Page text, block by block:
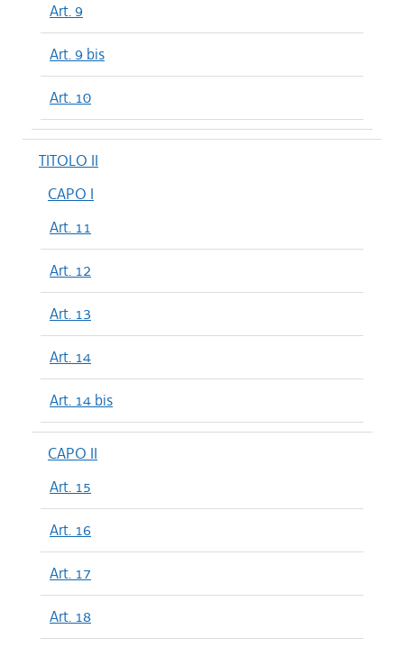
Art. 9
Art. 9 bis
Art. 10
TITOLO II
CAPO I
Art. 11
Art. 12
Art. 13
Art. 14
Art. 14 bis
CAPO II
Art. 15
Art. 16
Art. 17
Art. 18